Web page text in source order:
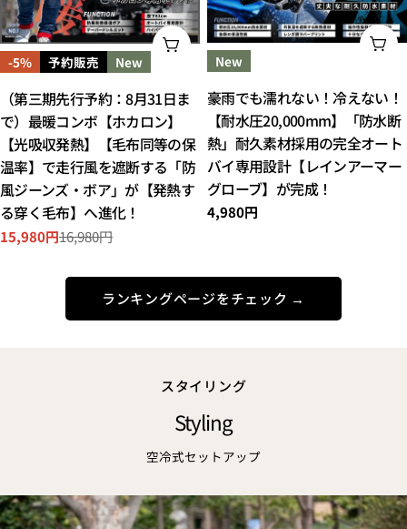
-5% 予約販売 New
オプションを選択してください
（第三期先行予約：8月31日ま
で）最暖コンボ【ホカロン】
【光吸収発熱】【毛布同等の保
温率】で走行風を遮断する「防
風ジーンズ・ボア」が【発熱す
る穿く毛布】へ進化！
セ
15,980円
通
16,980円
New
オ
豪雨でも濡れない！冷えない！
【耐水圧20,000mm】「防水断
熱」耐久素材採用の完全オート
バイ専用設計【レインアーマー
グローブ】が完成！
通
4,980円
ランキングページをチェック →
スタイリング
Styling
空冷式セットアップ